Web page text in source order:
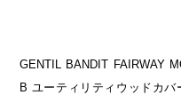
GENTIL BANDIT FAIRWAY
B ユーティリティウッドカバ